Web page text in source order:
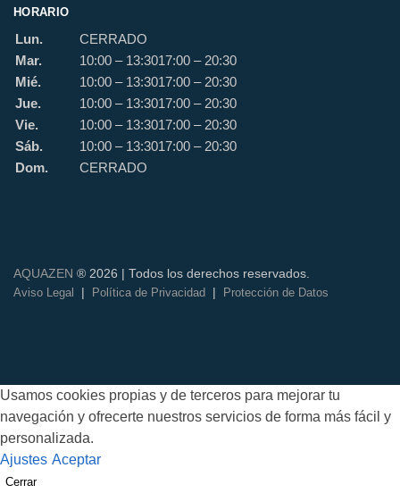
HORARIO
Lun.
CERRADO
Mar.
10:00 – 13:3017:00 – 20:30
Mié.
10:00 – 13:3017:00 – 20:30
Jue.
10:00 – 13:3017:00 – 20:30
Vie.
10:00 – 13:3017:00 – 20:30
Sáb.
10:00 – 13:3017:00 – 20:30
Dom.
CERRADO
AQUAZEN ® 2026 | Todos los derechos reservados.
Aviso Legal
| Política de Privacidad | Protección de Datos
Usamos cookies propias y de terceros para mejorar tu
navegación y ofrecerte nuestros servicios de forma más fácil y
personalizada.
Ajustes Aceptar
Cerrar